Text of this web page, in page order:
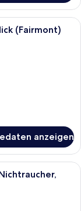
mit einem großen
(Fairmont)
anzeigen
mit zwei Betten,